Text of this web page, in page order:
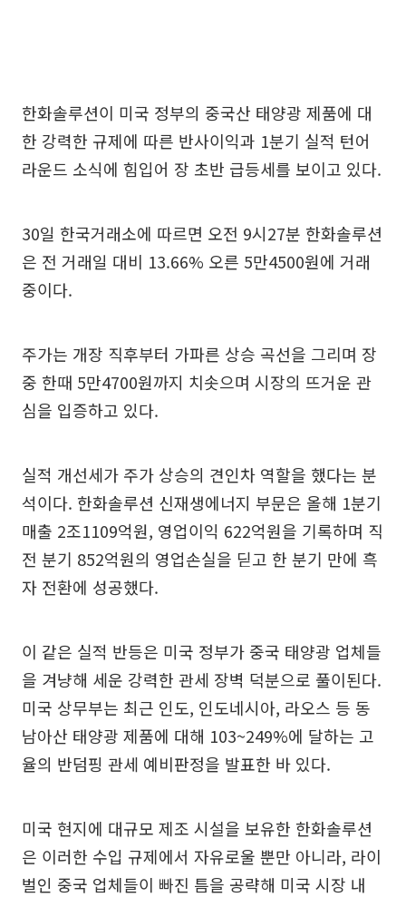
한화솔루션이 미국 정부의 중국산 태양광 제품에 대
한 강력한 규제에 따른 반사이익과 1분기 실적 턴어
라운드 소식에 힘입어 장 초반 급등세를 보이고 있다.
30일 한국거래소에 따르면 오전 9시27분 한화솔루션
은 전 거래일 대비 13.66% 오른 5만4500원에 거래
중이다.
주가는 개장 직후부터 가파른 상승 곡선을 그리며 장
중 한때 5만4700원까지 치솟으며 시장의 뜨거운 관
심을 입증하고 있다.
실적 개선세가 주가 상승의 견인차 역할을 했다는 분
석이다. 한화솔루션 신재생에너지 부문은 올해 1분기
매출 2조1109억원, 영업이익 622억원을 기록하며 직
전 분기 852억원의 영업손실을 딛고 한 분기 만에 흑
자 전환에 성공했다.
이 같은 실적 반등은 미국 정부가 중국 태양광 업체들
을 겨냥해 세운 강력한 관세 장벽 덕분으로 풀이된다.
미국 상무부는 최근 인도, 인도네시아, 라오스 등 동
남아산 태양광 제품에 대해 103~249%에 달하는 고
율의 반덤핑 관세 예비판정을 발표한 바 있다.
미국 현지에 대규모 제조 시설을 보유한 한화솔루션
은 이러한 수입 규제에서 자유로울 뿐만 아니라, 라이
벌인 중국 업체들이 빠진 틈을 공략해 미국 시장 내